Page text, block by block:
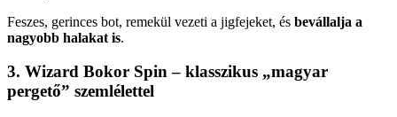
Feszes, gerinces bot, remekül vezeti a jigfejeket, és bevállalja a
nagyobb halakat is.
3. Wizard Bokor Spin – klasszikus „magyar
pergető” szemlélettel